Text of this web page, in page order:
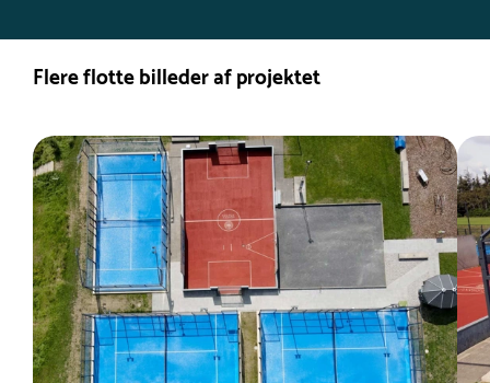
Flere flotte billeder af projektet